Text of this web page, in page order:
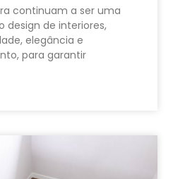
continuam a ser uma
design de interiores,
elegância e
para garantir